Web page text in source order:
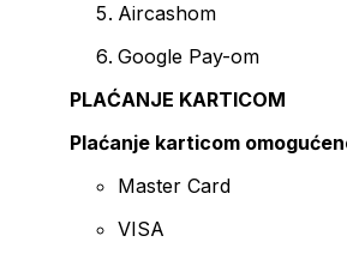
Aircashom
Google Pay-om
PLAĆANJE KARTICOM
Plaćanje karticom
Master Card
VISA